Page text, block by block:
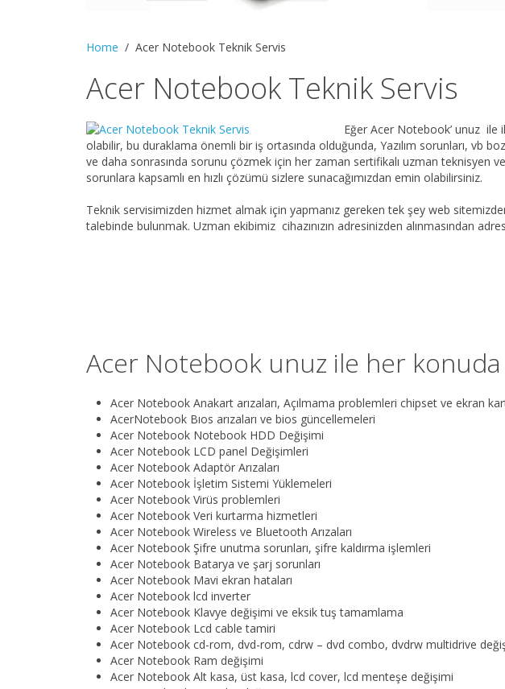
Home Acer Notebook Teknik Servis
Acer Notebook Teknik Servis
Eğer Acer Notebook’ unuz ile
olabilir, bu duraklama önemli bir iş ortasında olduğunda, Yazılım sorunları, vb
ve daha sonrasında sorunu çözmek için her zaman sertifikalı uzman teknisyen
sorunlara kapsamlı en hızlı çözümü sizlere sunacağımızdan emin olabilirsiniz.
Teknik servisimizden hizmet almak için yapmanız gereken tek şey web
talebinde bulunmak. Uzman ekibimiz cihazınızın adresinizden alınmasından
Acer Notebook unuz ile her
Acer Notebook Anakart arızaları, Açılmama problemleri chipset ve ekran
AcerNotebook Bıos arızaları ve bios güncellemeleri
Acer Notebook Notebook HDD Değişimi
Acer Notebook LCD panel Değişimleri
Acer Notebook Adaptör Arızaları
Acer Notebook İşletim Sistemi Yüklemeleri
Acer Notebook Virüs problemleri
Acer Notebook Veri kurtarma hizmetleri
Acer Notebook Wireless ve Bluetooth Arızaları
Acer Notebook Şifre unutma sorunları, şifre kaldırma işlemleri
Acer Notebook Batarya ve şarj sorunları
Acer Notebook Mavi ekran hataları
Acer Notebook lcd inverter
Acer Notebook Klavye değişimi ve eksik tuş tamamlama
Acer Notebook Lcd cable tamiri
Acer Notebook cd-rom, dvd-rom, cdrw – dvd combo, dvdrw multidrive
Acer Notebook Ram değişimi
Acer Notebook Alt kasa, üst kasa, lcd cover, lcd menteşe değişimi